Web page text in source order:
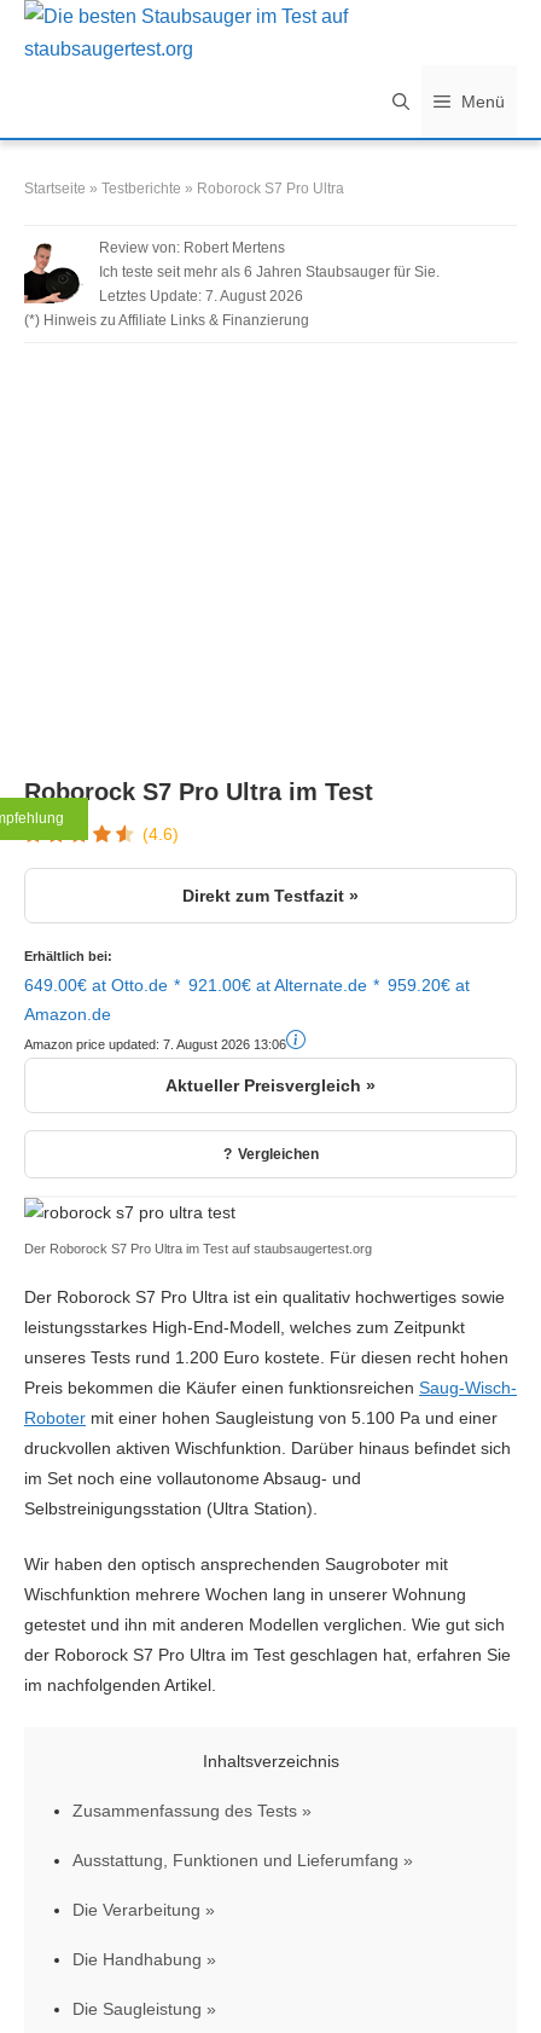
Zum
Inhalt
Menü
Startseite » Testberichte » Roborock S7 Pro Ultra
Review von: Robert Mertens
Ich teste seit mehr als 6 Jahren Staubsauger für Sie.
Letztes Update: 7. August 2026
(*) Hinweis zu Affiliate Links & Finanzierung
Roborock S7 Pro Ultra im Test
(4.6)
Direkt zum Testfazit »
Erhältlich bei:
649.00€ at Otto.de 921.00€ at Alternate.de
959.20€ at
Amazon.de
Amazon price updated: 7. August 2026 13:06
Aktueller Preisvergleich »
Vergleichen
Der Roborock S7 Pro Ultra im Test auf staubsaugertest.org
Der Roborock S7 Pro Ultra ist ein qualitativ hochwertiges sowie
leistungsstarkes High-End-Modell, welches zum Zeitpunkt
unseres Tests rund 1.200 Euro kostete. Für diesen recht hohen
Preis bekommen die Käufer einen funktionsreichen Saug-Wisch-
Roboter mit einer hohen Saugleistung von 5.100 Pa und einer
druckvollen aktiven Wischfunktion. Darüber hinaus befindet sich
im Set noch eine vollautonome Absaug- und
Selbstreinigungsstation (Ultra Station).
Wir haben den optisch ansprechenden Saugroboter mit
Wischfunktion mehrere Wochen lang in unserer Wohnung
getestet und ihn mit anderen Modellen verglichen. Wie gut sich
der Roborock S7 Pro Ultra im Test geschlagen hat, erfahren Sie
im nachfolgenden Artikel.
Inhaltsverzeichnis
Zusammenfassung des Tests
Ausstattung, Funktionen und Lieferumfang
Die Verarbeitung
Die Handhabung
Die Saugleistung